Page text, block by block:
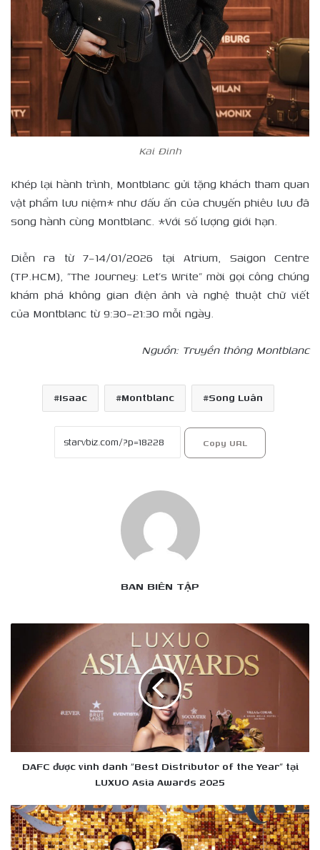
Kai Đinh
Khép lại hành trình, Montblanc gửi tặng khách tham quan
vật phẩm lưu niệm* như dấu ấn của chuyến phiêu lưu đã
song hành cùng Montblanc. *Với số lượng giới hạn.
Diễn ra từ 7–14/01/2026 tại Atrium, Saigon Centre
(TP.HCM), “The Journey: Let’s Write” mời gọi công chúng
khám phá không gian điện ảnh và nghệ thuật chữ viết
của Montblanc từ 9:30–21:30 mỗi ngày.
Nguồn: Truyền thông Montblanc
Isaac Montblanc Song Luân
Copy URL
BAN BIÊN TẬP
danh
“Best
Distributor
Year”
Awards
2025
DAFC được vinh danh “Best Distributor of the Year” tại
LUXUO Asia Awards 2025
Queen’s
Gala
của